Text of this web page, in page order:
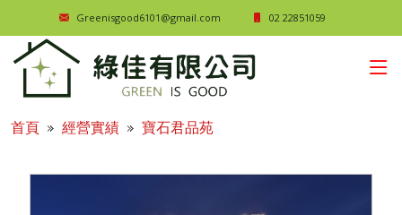
Greenisgood6101@gmail.com 02 22851059
首頁 經營實績 寶石君品苑